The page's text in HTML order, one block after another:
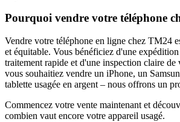
Pourquoi vendre votre téléphone
Vendre votre téléphone en ligne chez TM24
et équitable. Vous bénéficiez d'une
traitement rapide et d'une inspection claire de
vous souhaitiez vendre un iPhone, un
tablette usagée en argent – nous offrons un
Commencez votre vente maintenant et
combien vaut encore votre appareil usagé.